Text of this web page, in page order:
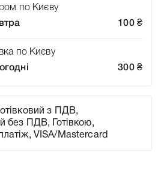
по Києву
100 ₴
по Києву
300 ₴
з ПДВ,
без ПДВ, Готівкою,
VISA/Mastercard